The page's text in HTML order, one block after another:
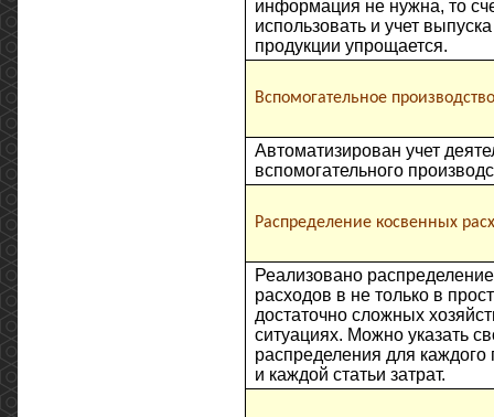
информация не нужна, то
использовать и учет
продукции упрощается.
Вспомогательное производство
Автоматизирован учет
вспомогательного
Распределение косвенных
Реализовано
расходов в не только в
достаточно сложных
ситуациях. Можно указать
распределения для каждого
и каждой статьи затрат.